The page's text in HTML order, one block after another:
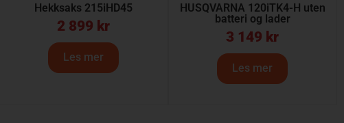
Hekksaks 215iHD45
2 899 kr
Les mer
HUSQVARNA 120iTK4-H uten
batteri og lader
3 149 kr
Les mer